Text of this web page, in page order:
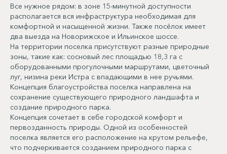
Все нужное рядом: в зоне 15-минутной доступности
располагается вся инфраструктура необходимая для
комфортной и насыщенной жизни. Также посёлок имеет
два выезда на Новорижское и Ильинское шоссе.
На территории поселка присутствуют разные природные
зоны, такие как: сосновый лес площадью 18,3 га с
оборудованными прогулочными маршрутами, цветочный
луг, низина реки Истра с впадающими в нее ручьями.
Концепция благоустройства поселка направлена на
сохранение существующего природного ландшафта и
создание природного парка.
Концепция сочетает в себе городской комфорт и
первозданность природы. Одной из особенностей
поселка является его расположение на крутом рельефе,
что подчеркивается созданием природного парка с